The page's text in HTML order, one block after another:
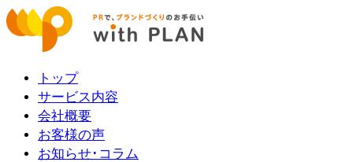
トップ
サービス内容
会社概要
お客様の声
お知らせ･コラム